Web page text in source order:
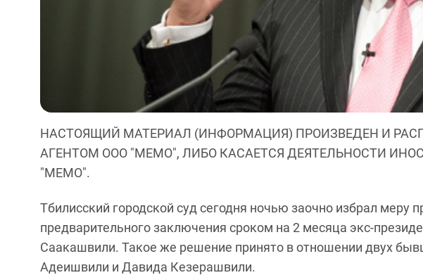
НАСТОЯЩИЙ МАТЕРИАЛ (ИНФОРМАЦИЯ) ПРОИЗВЕДЕН И
АГЕНТОМ ООО "МЕМО", ЛИБО КАСАЕТСЯ ДЕЯТЕЛЬНОСТИ
"МЕМО".
Тбилисский городской суд сегодня ночью заочно избрал меру
предварительного заключения сроком на 2 месяца экс-
Саакашвили. Такое же решение принято в отношении двух
Адеишвили и Давида Кезерашвили.